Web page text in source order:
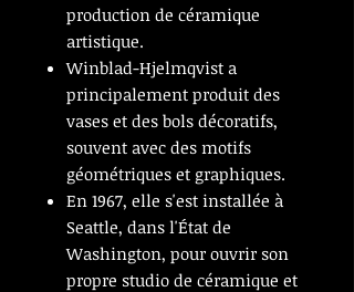
production de céramique
artistique.
Winblad-Hjelmqvist a
principalement produit des
vases et des bols décoratifs,
souvent avec des motifs
géométriques et graphiques.
En 1967, elle s'est installée à
Seattle, dans l'État de
Washington, pour ouvrir son
propre studio de céramique et